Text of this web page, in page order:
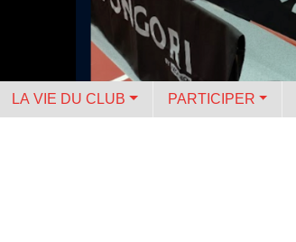
LA VIE DU CLUB PARTICIPER